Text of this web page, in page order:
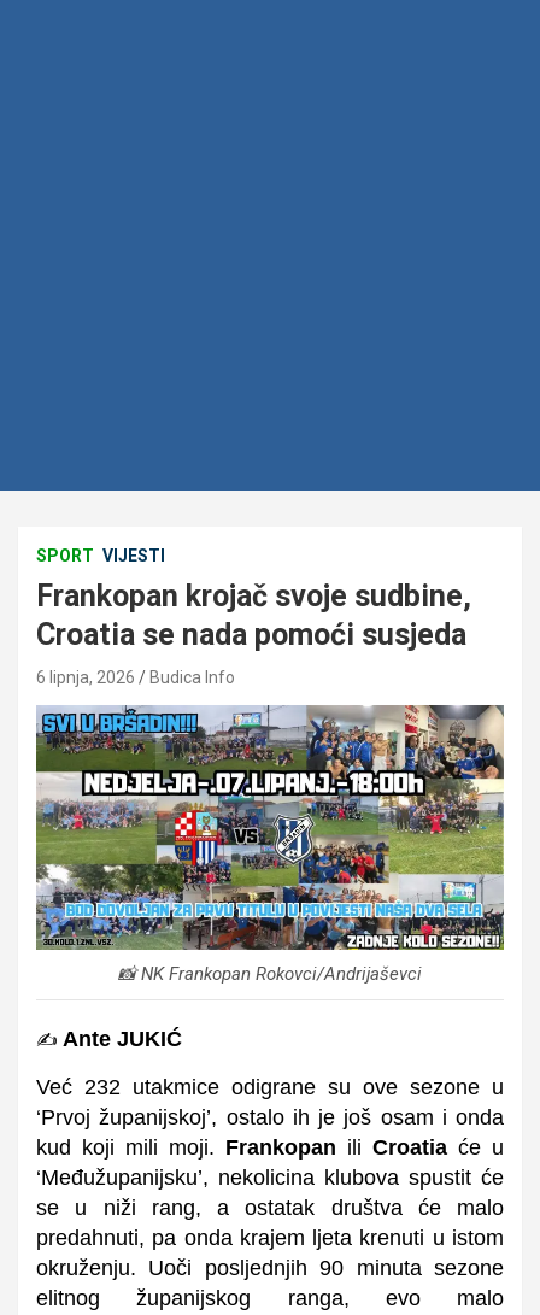
SPORT VIJESTI
Frankopan krojač svoje sudbine,
Croatia se nada pomoći susjeda
6 lipnja, 2026 Budica Info
📸 NK Frankopan Rokovci/Andrijaševci
✍️ Ante JUKIĆ
Već 232 utakmice odigrane su ove sezone u
‘Prvoj županijskoj’, ostalo ih je još osam i onda
kud koji mili moji. Frankopan ili Croatia će u
‘Međužupanijsku’, nekolicina klubova spustit će
se u niži rang, a ostatak društva će malo
predahnuti, pa onda krajem ljeta krenuti u istom
okruženju. Uoči posljednjih 90 minuta sezone
elitnog županijskog ranga, evo malo